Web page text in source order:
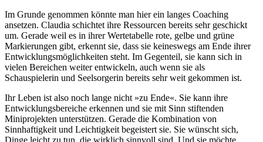
Im Grunde genommen könnte man hier ein langes Coaching
ansetzen. Claudia schichtet ihre Ressourcen bereits sehr geschickt
um. Gerade weil es in ihrer Wertetabelle rote, gelbe und grüne
Markierungen gibt, erkennt sie, dass sie keineswegs am Ende ihrer
Entwicklungsmöglichkeiten steht. Im Gegenteil, sie kann sich in
vielen Bereichen weiter entwickeln, auch wenn sie als
Schauspielerin und Seelsorgerin bereits sehr weit gekommen ist.
Ihr Leben ist also noch lange nicht »zu Ende«. Sie kann ihre
Entwicklungsbereiche erkennen und sie mit Sinn stiftenden
Miniprojekten unterstützen. Gerade die Kombination von
Sinnhaftigkeit und Leichtigkeit begeistert sie. Sie wünscht sich,
Dinge leicht zu tun, die wirklich sinnvoll sind. Und sie möchte